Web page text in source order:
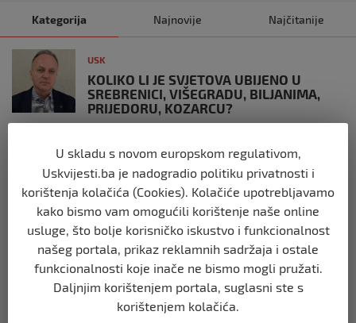
Kategorija Najnovije Najčitanije
USK
KOLIKO LI JE SVJETOVA UBIJENO U
SREBRENICI, VIŠEGRADU, BILJANIMA,
PRIJEDORU, KOZARCU?
USK
ČLANOVI GO SDA BIHAĆ PRISUSTVOVALI
OBILJEŽAVANJU 34. GODIŠNJICE ZLOČINA
U BILJANIMA
prije 4 tjedna
PLATE U JAVNOM SEKTORU, REGISTAR I
GRANICA IZMEĐU TRANSPARENTNOSTI I
U skladu s novom europskom regulativom,
Uskvijesti.ba je nadogradio politiku privatnosti i
korištenja kolačića (Cookies). Kolačiće upotrebljavamo
kako bismo vam omogućili korištenje naše online
usluge, što bolje korisničko iskustvo i funkcionalnost
našeg portala, prikaz reklamnih sadržaja i ostale
funkcionalnosti koje inače ne bismo mogli pružati.
Daljnjim korištenjem portala, suglasni ste s
korištenjem kolačića.